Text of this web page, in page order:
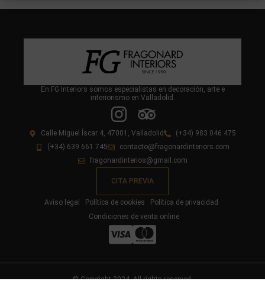
En FG Interiors somos especialistas en decoración, arte e
interiorismo en Valladolid.
Calle Miguel Íscar 4, 47001, Valladolid
(+34) 983 046 475
(+34) 639 661 745
contacto@fragonardinteriors.com
fragonardinterios@gmail.com
CITA PREVIA
Aviso legal Política de cookies
Política de privacidad
Condiciones de venta online
© Copyright 2024. All rights reserved.